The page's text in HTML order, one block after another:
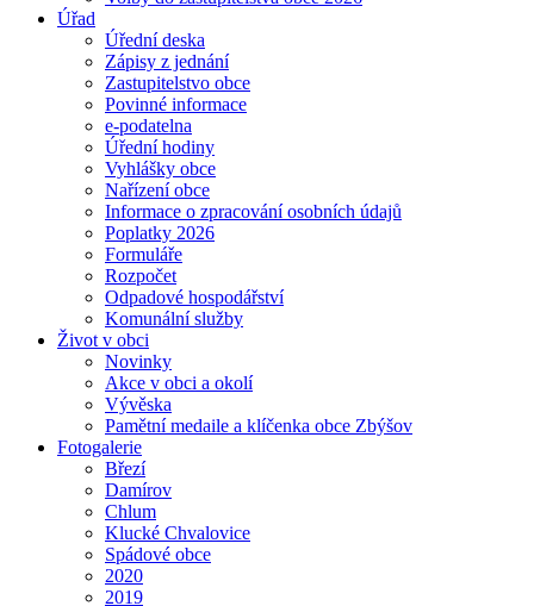
Úřad
Úřední deska
Zápisy z jednání
Zastupitelstvo obce
Povinné informace
e-podatelna
Úřední hodiny
Vyhlášky obce
Nařízení obce
Informace o zpracování osobních údajů
Poplatky 2026
Formuláře
Rozpočet
Odpadové hospodářství
Komunální služby
Život v obci
Novinky
Akce v obci a okolí
Vývěska
Pamětní medaile a klíčenka obce Zbýšov
Fotogalerie
Březí
Damírov
Chlum
Klucké Chvalovice
Spádové obce
2020
2019